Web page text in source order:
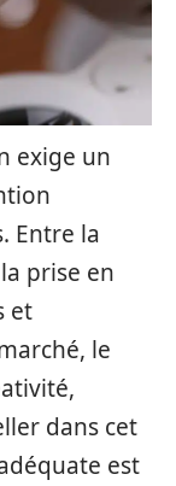
exige un
Entre la
prise en
et
le
dans cet
est